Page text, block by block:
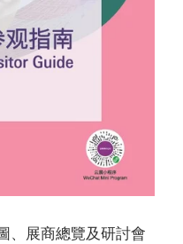
、展商總覽及研討會